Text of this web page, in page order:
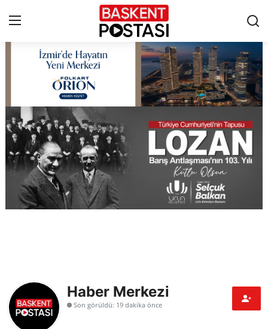
Çerez Politikası
Künye
Ankara
TBMM
Bakanlıklar
Siyasi Partiler
Haber Merkezi
Son görüldü: 19 dakika önce